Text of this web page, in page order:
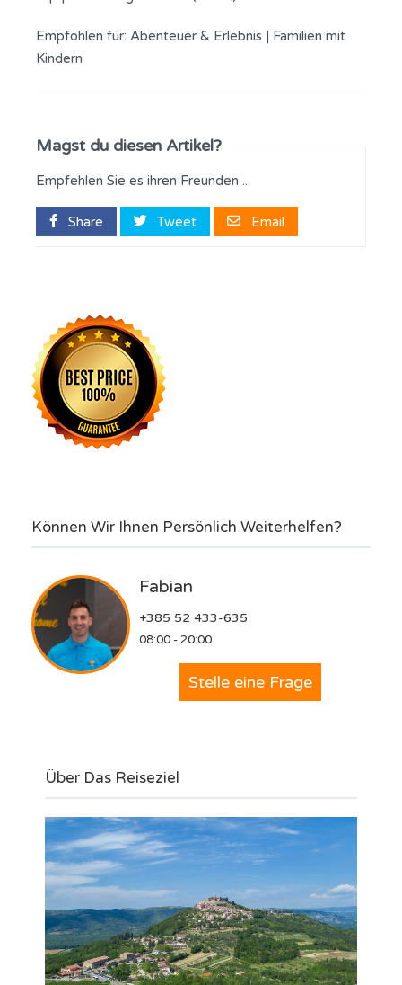
Empfohlen für: Abenteuer & Erlebnis | Familien mit
Kindern
Magst du diesen Artikel?
Empfehlen Sie es ihren Freunden ...
Share Tweet Email
Können Wir Ihnen Persönlich Weiterhelfen?
Fabian
+385 52 433-635
08:00 - 20:00
Stelle eine Frage
Über Das Reiseziel